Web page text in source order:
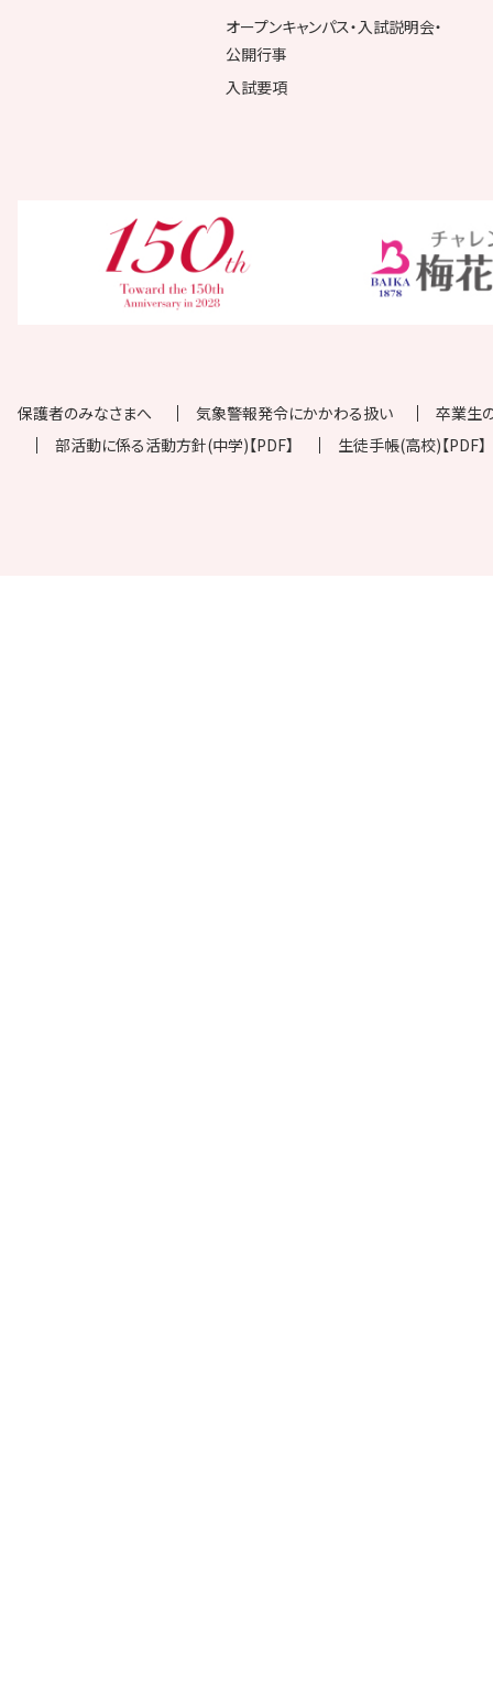
オープンキャンパス・入試説明会・
公開行事
入試要項
保護者のみなさまへ 気象警報発令にかかわる扱い
卒業生
部活動に係る活動方針(中学)【PDF】
生徒手帳(高校)【PDF】